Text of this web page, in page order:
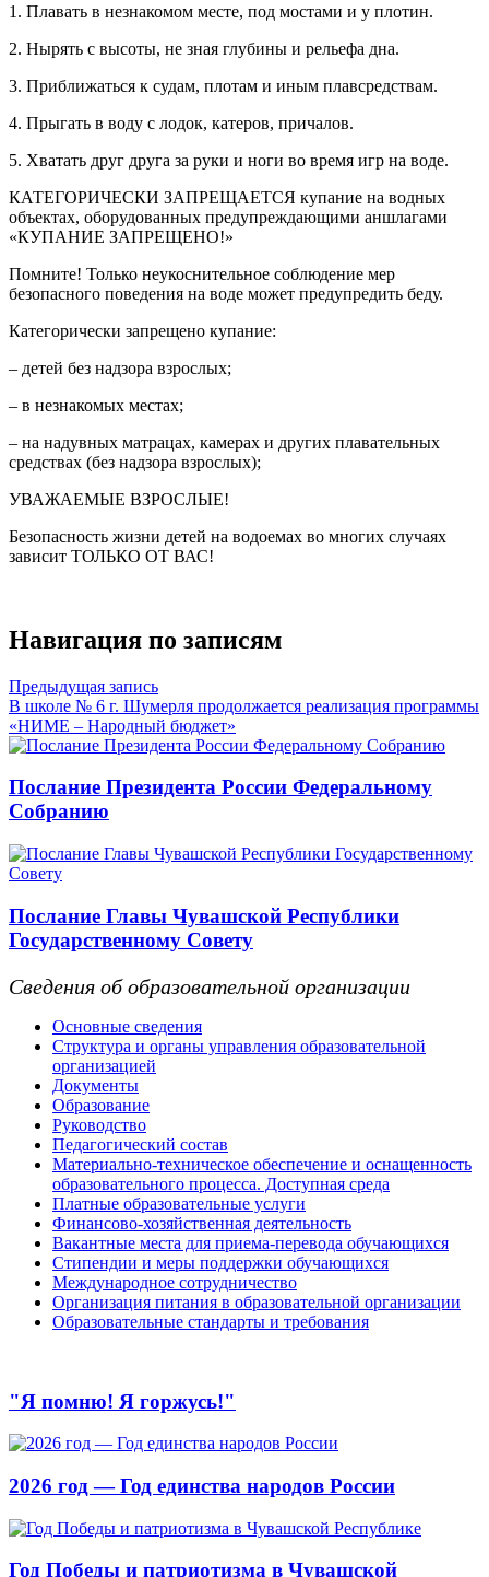
1. Плавать в незнакомом месте, под мостами и у плотин.
2. Нырять с высоты, не зная глубины и рельефа дна.
3. Приближаться к судам, плотам и иным плавсредствам.
4. Прыгать в воду с лодок, катеров, причалов.
5. Хватать друг друга за руки и ноги во время игр на воде.
КАТЕГОРИЧЕСКИ ЗАПРЕЩАЕТСЯ купание на водных
объектах, оборудованных предупреждающими аншлагами
«КУПАНИЕ ЗАПРЕЩЕНО!»
Помните! Только неукоснительное соблюдение мер
безопасного поведения на воде может предупредить беду.
Категорически запрещено купание:
– детей без надзора взрослых;
– в незнакомых местах;
– на надувных матрацах, камерах и других плавательных
средствах (без надзора взрослых);
УВАЖАЕМЫЕ ВЗРОСЛЫЕ!
Безопасность жизни детей на водоемах во многих случаях
зависит ТОЛЬКО ОТ ВАС!
Навигация по записям
Предыдущая запись
В школе № 6 г. Шумерля продолжается реализация программы
«НИМЕ – Народный бюджет»
Послание Президента России Федеральному
Собранию
Послание Главы Чувашской Республики
Государственному Совету
Сведения об образовательной организации
Основные сведения
Структура и органы управления образовательной
организацией
Документы
Образование
Руководство
Педагогический состав
Материально-техническое обеспечение и оснащенность
образовательного процесса. Доступная среда
Платные образовательные услуги
Финансово-хозяйственная деятельность
Вакантные места для приема-перевода обучающихся
Стипендии и меры поддержки обучающихся
Международное сотрудничество
Организация питания в образовательной организации
Образовательные стандарты и требования
"Я помню! Я горжусь!"
2026 год — Год единства народов России
Год Победы и патриотизма в Чувашской